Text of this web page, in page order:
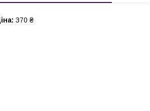
370 ₴